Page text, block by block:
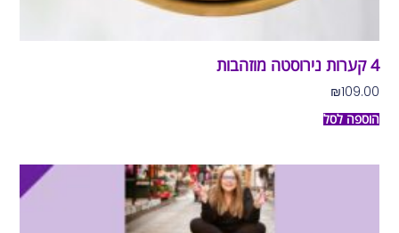
4 קערות נירוסטה מוזהבות
₪109.00
הוספה לסל